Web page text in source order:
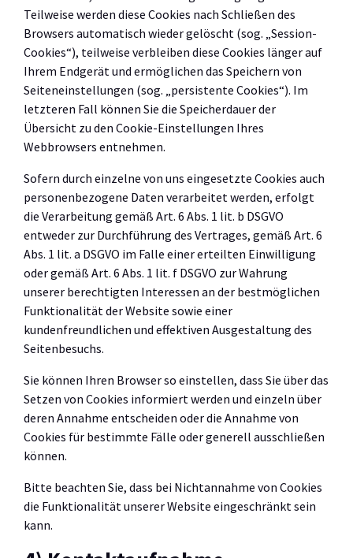
Teilweise werden diese Cookies nach Schließen des
Browsers automatisch wieder gelöscht (sog. „Session-
Cookies“), teilweise verbleiben diese Cookies länger auf
Ihrem Endgerät und ermöglichen das Speichern von
Seiteneinstellungen (sog. „persistente Cookies“). Im
letzteren Fall können Sie die Speicherdauer der
Übersicht zu den Cookie-Einstellungen Ihres
Webbrowsers entnehmen.
Sofern durch einzelne von uns eingesetzte Cookies auch
personenbezogene Daten verarbeitet werden, erfolgt
die Verarbeitung gemäß Art. 6 Abs. 1 lit. b DSGVO
entweder zur Durchführung des Vertrages, gemäß Art. 6
Abs. 1 lit. a DSGVO im Falle einer erteilten Einwilligung
oder gemäß Art. 6 Abs. 1 lit. f DSGVO zur Wahrung
unserer berechtigten Interessen an der bestmöglichen
Funktionalität der Website sowie einer
kundenfreundlichen und effektiven Ausgestaltung des
Seitenbesuchs.
Sie können Ihren Browser so einstellen, dass Sie über das
Setzen von Cookies informiert werden und einzeln über
deren Annahme entscheiden oder die Annahme von
Cookies für bestimmte Fälle oder generell ausschließen
können.
Bitte beachten Sie, dass bei Nichtannahme von Cookies
die Funktionalität unserer Website eingeschränkt sein
kann.